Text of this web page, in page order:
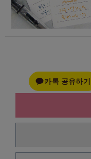
카톡 공유하기